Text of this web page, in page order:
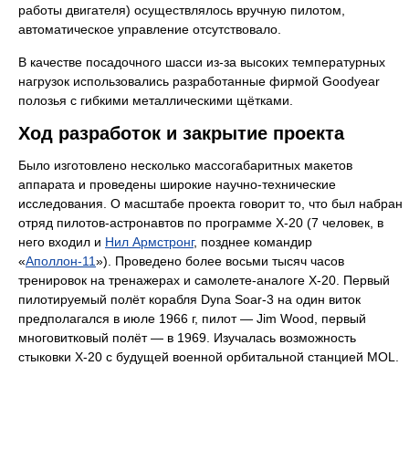
работы двигателя) осуществлялось вручную пилотом,
автоматическое управление отсутствовало.
В качестве посадочного шасси из-за высоких температурных
нагрузок использовались разработанные фирмой Goodyear
полозья с гибкими металлическими щётками.
Ход разработок и закрытие проекта
Было изготовлено несколько массогабаритных макетов
аппарата и проведены широкие научно-технические
исследования. О масштабе проекта говорит то, что был набран
отряд пилотов-астронавтов по программе Х-20 (7 человек, в
него входил и Нил Армстронг, позднее командир
«Аполлон-11»). Проведено более восьми тысяч часов
тренировок на тренажерах и самолете-аналоге Х-20. Первый
пилотируемый полёт корабля Dyna Soar-3 на один виток
предполагался в июле 1966 г, пилот — Jim Wood, первый
многовитковый полёт — в 1969. Изучалась возможность
стыковки Х-20 с будущей военной орбитальной станцией MOL.